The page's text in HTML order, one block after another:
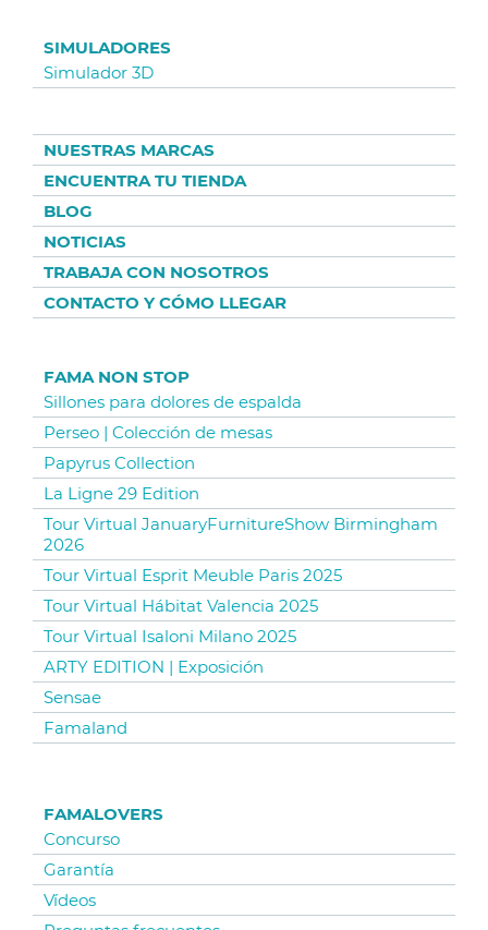
SIMULADORES
Simulador 3D
NUESTRAS MARCAS
ENCUENTRA TU TIENDA
BLOG
NOTICIAS
TRABAJA CON NOSOTROS
CONTACTO Y CÓMO LLEGAR
FAMA NON STOP
Sillones para dolores de espalda
Perseo | Colección de mesas
Papyrus Collection
La Ligne 29 Edition
Tour Virtual JanuaryFurnitureShow Birmingham
2026
Tour Virtual Esprit Meuble Paris 2025
Tour Virtual Hábitat Valencia 2025
Tour Virtual Isaloni Milano 2025
ARTY EDITION | Exposición
Sensae
Famaland
FAMALOVERS
Concurso
Garantía
Vídeos